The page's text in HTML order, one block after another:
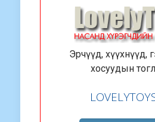
Эрчүүд, хүүхнүүд,
хосуудын